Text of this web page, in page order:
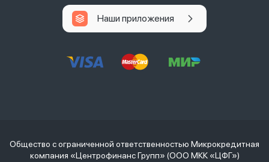
Наши приложения
Общество с ограниченной ответственностью Микрокредитная
компания «Центрофинанс Групп» (ООО МКК «ЦФГ»)